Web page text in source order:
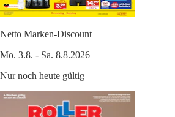
Netto Marken-Discount
Mo. 3.8. - Sa. 8.8.2026
Nur noch heute gültig